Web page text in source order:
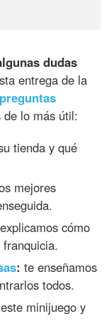
dudas
entrega de la
preguntas
de lo más útil:
tienda y qué
mejores
cómo
: te enseñamos
todos.
minijuego y